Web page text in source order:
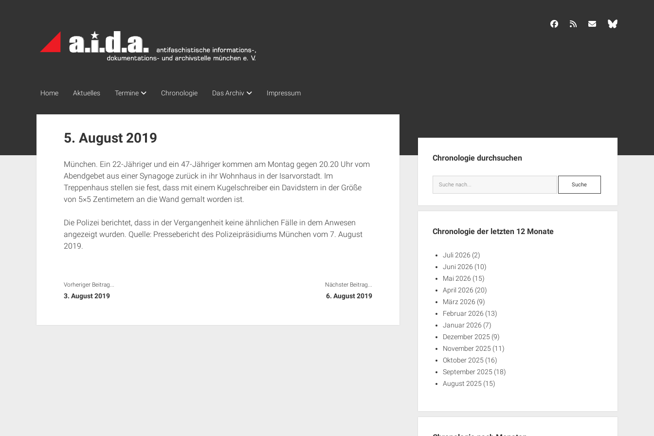
Archiv
München
facebook info@aida-archiv.de
Home Aktuelles Termine Chronologie Das Archiv Impressum
5. August 2019
München. Ein 22-Jähriger und ein 47-Jähriger kommen am Montag gegen 20.20 Uhr vom
Abendgebet aus einer Synagoge zurück in ihr Wohnhaus in der Isarvorstadt. Im
Treppenhaus stellen sie fest, dass mit einem Kugelschreiber ein Davidstern in der Größe
von 5×5 Zentimetern an die Wand gemalt worden ist.
Die Polizei berichtet, dass in der Vergangenheit keine ähnlichen Fälle in dem Anwesen
angezeigt wurden. Quelle: Pressebericht des Polizeipräsidiums München vom 7. August
2019.
Vorheriger Beitrag...
3. August 2019
Nächster Beitrag...
6. August 2019
Chronologie durchsuchen
Suche
Chronologie der letzten 12 Monate
Juli 2026 (2)
Juni 2026 (10)
Mai 2026 (15)
April 2026 (20)
März 2026 (9)
Februar 2026 (13)
Januar 2026 (7)
Dezember 2025 (9)
November 2025 (11)
Oktober 2025 (16)
September 2025 (18)
August 2025 (15)